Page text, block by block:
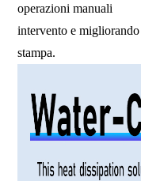
operazioni manuali
intervento e
stampa.